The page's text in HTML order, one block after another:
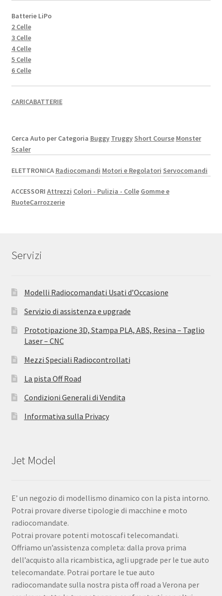
Batterie LiPo
2 Celle
3 Celle
4 Celle
5 Celle
6 Celle
CARICABATTERIE
Cerca Auto per Categoria Buggy Truggy Short Course Monster
Scaler
ELETTRONICA Radiocomandi Motori e Regolatori Servocomandi
ACCESSORI Attrezzi Colori - Pulizia - Colle Gomme e
RuoteCarrozzerie
Servizi
Modelli Radiocomandati Usati d’Occasione
Servizio di assistenza e upgrade
Prototipazione 3D, Stampa PLA, ABS, Resina – Taglio
Laser – CNC
Mezzi Speciali Radiocontrollati
La pista Off Road
Condizioni Generali di Vendita
Informativa sulla Privacy
Jet Model
E’ un negozio di modellismo dinamico con la pista intorno.
Potrai provare diverse tipologie di macchine e moto
radiocomandate.
Potrai provare potenti motoscafi telecomandati.
Offriamo un’assistenza completa: dalla prova prima
dell’acquisto alla ricambistica, agli upgrade per le tue auto
telecomandate. Potrai portare le tue auto
radiocomandate sulla nostra pista off road a Verona per